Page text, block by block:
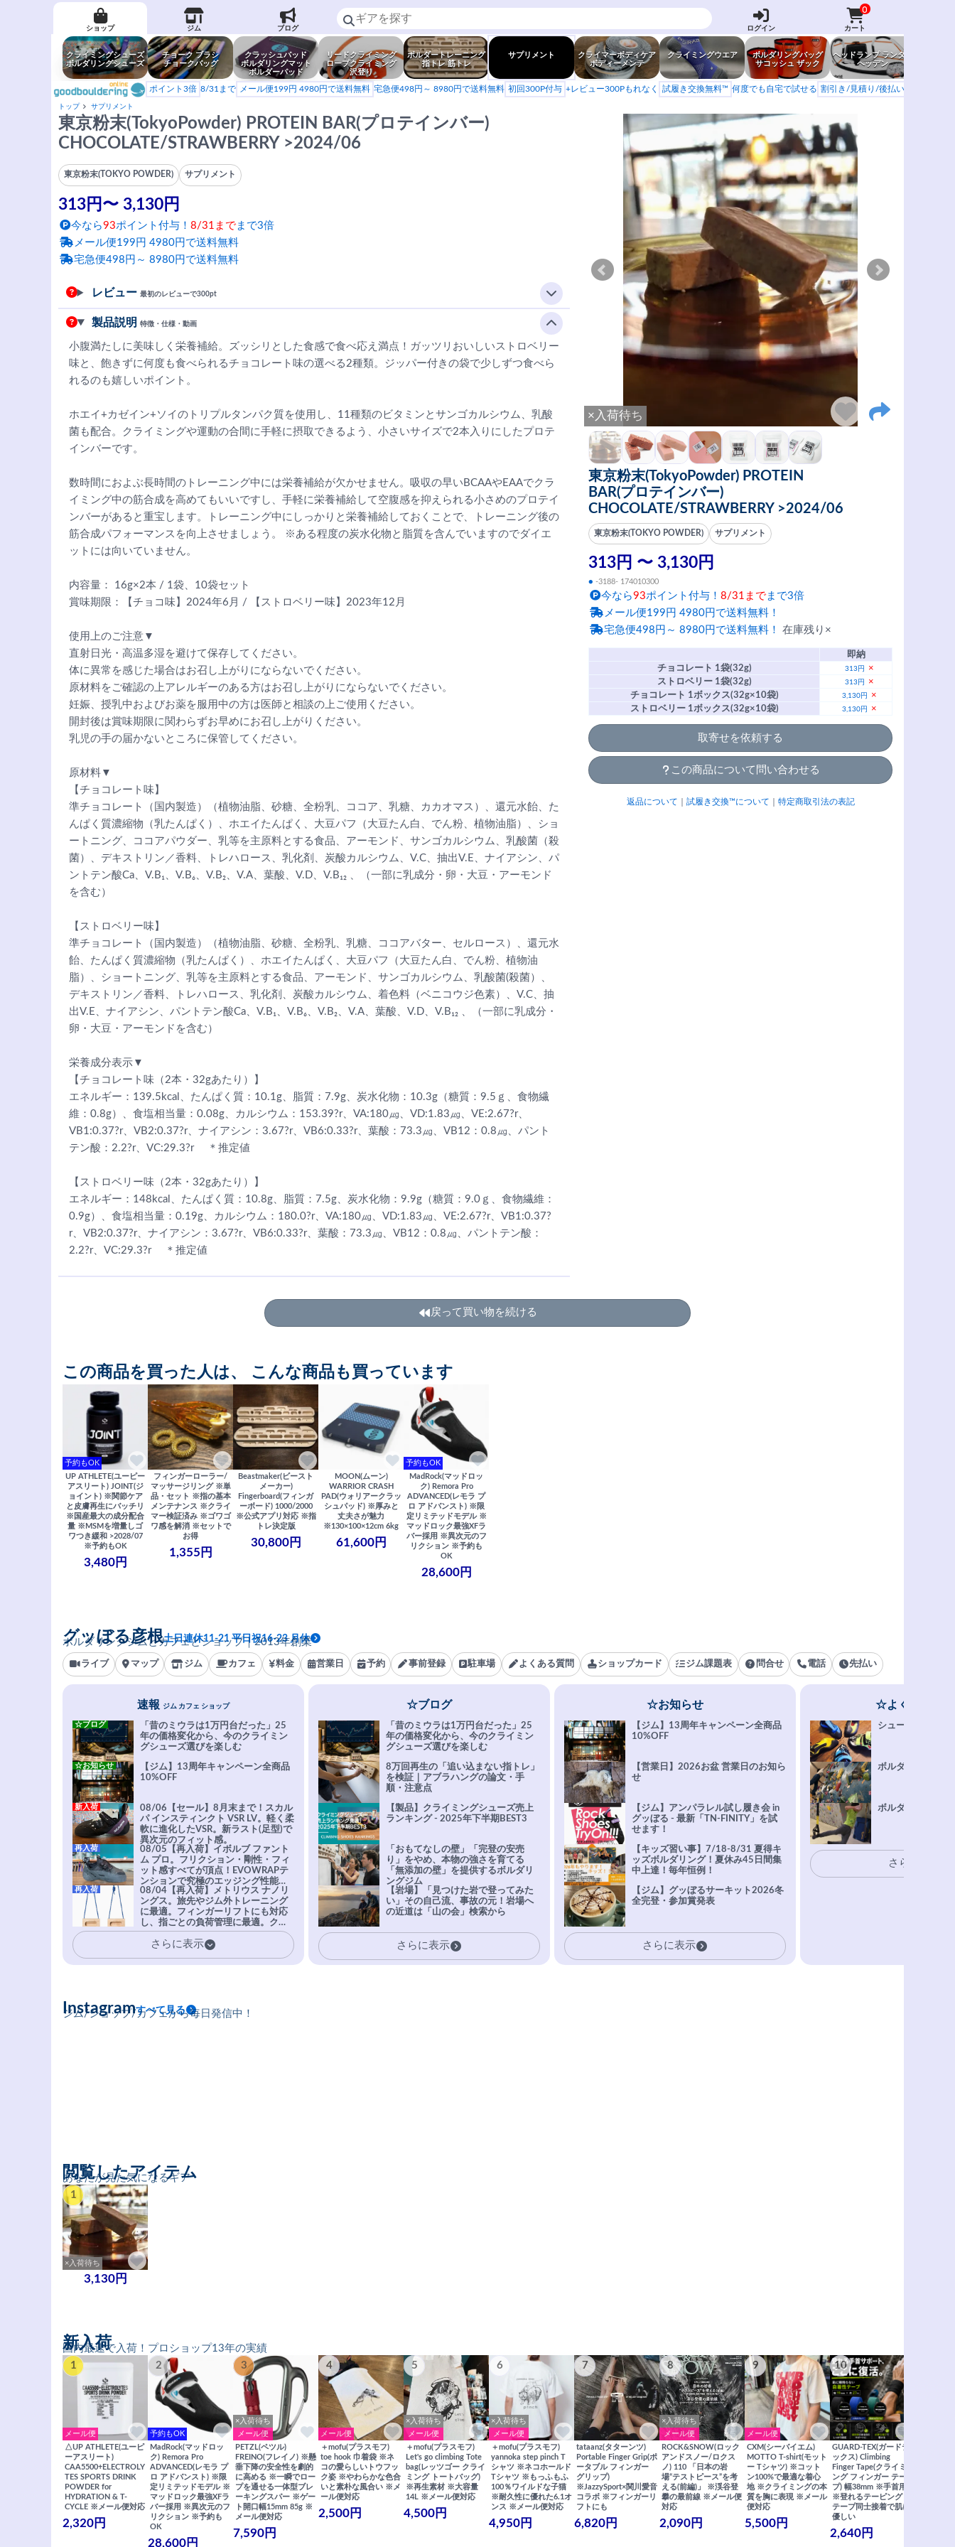
ショップ ジム ブログ ログイン
0
カート
クライミングシューズ
ボルダリングシューズ
チョーク ブラシ
チョークバッグ
クラッシュパッド
ボルダリングマット
ボルダーパッド
リードクライミング
ロープクライミング
沢登り
ボルダートレーニング
指トレ 筋トレ
サプリメント
クライマーボディケア
ボディーメンテ
クライミングウエア
ボルダリングバッグ
サコッシュ ザック
ヘッドランプ ランタン
ヘッデン
ポイント3倍 8/31まで メール便199円 4980円で送料無料 宅急便498円～ 8980円で送料無料 初回300P付与 +レビュー300Pもれなく 試履き交換無料™ 何度でも自宅で試せる 割引き/見積り/後払い
トップ サプリメント
×入荷待ち
東京粉末(TokyoPowder) PROTEIN
BAR(プロテインバー)
CHOCOLATE/STRAWBERRY >2024/06
東京粉末(TOKYO POWDER) サプリメント
313円 〜 3,130円
● -3188- 174010300
今なら93ポイント付与！ 8/31まで まで3倍
メール便199円 4980円で送料無料！
宅急便498円～ 8980円で送料無料！ 在庫残り×
即納
チョコレート 1袋(32g)
313円
×
ストロベリー 1袋(32g)
313円
×
チョコレート 1ボックス(32g×10袋)
3,130円
×
ストロベリー 1ボックス(32g×10袋)
3,130円 ×
取寄せを依頼する
この商品について問い合わせる
返品について 試履き交換™について 特定商取引法の表記
東京粉末(TokyoPowder) PROTEIN BAR(プロテインバー)
CHOCOLATE/STRAWBERRY >2024/06
東京粉末(TOKYO POWDER) サプリメント
313円〜 3,130円
今なら93ポイント付与！ 8/31まで まで3倍
メール便199円 4980円で送料無料
宅急便498円～ 8980円で送料無料
レビュー 最初のレビューで300pt
製品説明 特徴・仕様・動画
小腹満たしに美味しく栄養補給。ズッシリとした食感で食べ応え満点！ガッツリおいしいストロベリー
味と、飽きずに何度も食べられるチョコレート味の選べる2種類。ジッパー付きの袋で少しずつ食べら
れるのも嬉しいポイント。
ホエイ+カゼイン+ソイのトリプルタンパク質を使用し、11種類のビタミンとサンゴカルシウム、乳酸
菌も配合。クライミングや運動の合間に手軽に摂取できるよう、小さいサイズで2本入りにしたプロテ
インバーです。
数時間におよぶ長時間のトレーニング中には栄養補給が欠かせません。吸収の早いBCAAやEAAでクラ
イミング中の筋合成を高めてもいいですし、手軽に栄養補給して空腹感を抑えられる小さめのプロテイ
ンバーがあると重宝します。トレーニング中にしっかりと栄養補給しておくことで、トレーニング後の
筋合成パフォーマンスを向上させましょう。 ※ある程度の炭水化物と脂質を含んでいますのでダイエ
ットには向いていません。
内容量： 16g×2本 / 1袋、10袋セット
賞味期限：【チョコ味】2024年6月 / 【ストロベリー味】2023年12月
使用上のご注意▼
直射日光・高温多湿を避けて保存してください。
体に異常を感じた場合はお召し上がりにならないでください。
原材料をご確認の上アレルギーのある方はお召し上がりにならないでください。
妊娠、授乳中およびお薬を服用中の方は医師と相談の上ご使用ください。
開封後は賞味期限に関わらずお早めにお召し上がりください。
乳児の手の届かないところに保管してください。
原材料▼
【チョコレート味】
準チョコレート（国内製造）（植物油脂、砂糖、全粉乳、ココア、乳糖、カカオマス）、還元水飴、た
んぱく質濃縮物（乳たんぱく）、ホエイたんぱく、大豆パフ（大豆たん白、でん粉、植物油脂）、ショ
ートニング、ココアパウダー、乳等を主原料とする食品、アーモンド、サンゴカルシウム、乳酸菌（殺
菌）、デキストリン／香料、トレハロース、乳化剤、炭酸カルシウム、V.C、抽出V.E、ナイアシン、パ
ントテン酸Ca、V.B₁、V.B₆、V.B₂、V.A、葉酸、V.D、V.B₁₂ 、（一部に乳成分・卵・大豆・アーモンド
を含む）
【ストロベリー味】
準チョコレート（国内製造）（植物油脂、砂糖、全粉乳、乳糖、ココアバター、セルロース）、還元水
飴、たんぱく質濃縮物（乳たんぱく）、ホエイたんぱく、大豆パフ（大豆たん白、でん粉、植物油
脂）、ショートニング、乳等を主原料とする食品、アーモンド、サンゴカルシウム、乳酸菌(殺菌）、
デキストリン／香料、トレハロース、乳化剤、炭酸カルシウム、着色料（ベニコウジ色素）、V.C、抽
出V.E、ナイアシン、パントテン酸Ca、V.B₁、V.B₆、V.B₂、V.A、葉酸、V.D、V.B₁₂ 、（一部に乳成分・
卵・大豆・アーモンドを含む）
栄養成分表示▼
【チョコレート味（2本・32gあたり）】
エネルギー：139.5kcal、たんぱく質：10.1g、脂質：7.9g、炭水化物：10.3g（糖質：9.5ｇ、食物繊
維：0.8g）、食塩相当量：0.08g、カルシウム：153.39?r、VA:180㎍、VD:1.83㎍、VE:2.67?r、
VB1:0.37?r、VB2:0.37?r、ナイアシン：3.67?r、VB6:0.33?r、葉酸：73.3㎍、VB12：0.8㎍、パント
テン酸：2.2?r、VC:29.3?r ＊推定値
【ストロベリー味（2本・32gあたり）】
エネルギー：148kcal、たんぱく質：10.8g、脂質：7.5g、炭水化物：9.9g（糖質：9.0ｇ、食物繊維：
0.9g）、食塩相当量：0.19g、カルシウム：180.0?r、VA:180㎍、VD:1.83㎍、VE:2.67?r、VB1:0.37?
r、VB2:0.37?r、ナイアシン：3.67?r、VB6:0.33?r、葉酸：73.3㎍、VB12：0.8㎍、パントテン酸：
2.2?r、VC:29.3?r ＊推定値
戻って買い物を続ける
この商品を買った人は、 こんな商品も買っています
予約もOK
UP ATHLETE(ユーピー
アスリート) JOINT(ジ
ョイント) ※関節ケア
と皮膚再生にバッチリ
※国産最大の成分配合
量 ※MSMを増量しゴ
ワつき緩和 >2028/07
※予約もOK
3,480円
フィンガーローラー/
マッサージリング ※単
品・セット ※指の基本
メンテナンス ※クライ
マー検証済み ※ゴワゴ
ワ感を解消 ※セットで
お得
1,355円
Beastmaker(ビースト
メーカー)
Fingerboard(フィンガ
ーボード) 1000/2000
※公式アプリ対応 ※指
トレ決定版
30,800円
MOON(ムーン)
WARRIOR CRASH
PAD(ウォリアークラッ
シュパッド) ※厚みと
丈夫さが魅力
※130×100×12cm 6kg
61,600円
予約もOK
MadRock(マッドロッ
ク) Remora Pro
ADVANCED(レモラ プ
ロ アドバンスト) ※限
定リミテッドモデル ※
マッドロック最強XFラ
バー採用 ※異次元のフ
リクション ※予約も
OK
28,600円
ボルダリングジムとカフェとショップ｜2013年創業
グッぼる彦根土日連休11-21 平日祝16-23 月休
ライブ マップ ジム カフェ 料金 営業日 予約 事前登録 駐車場 よくある質問 ショップカード ジム課題表 問合せ 電話 先払い
速報 ジム カフェ ショップ
「昔のミウラは1万円台だった」25
年の価格変化から、今のクライミン
グシューズ選びを楽しむ
☆ブログ
【ジム】13周年キャンペーン全商品
10%OFF
☆お知らせ
08/06【セール】8月末まで！スカル
パ インスティンクト VSR LV。軽く柔
軟に進化したVSR。新ラスト(足型)で
異次元のフィット感。
新入荷
08/05【再入荷】イボルブ ファント
ム プロ。フリクション・剛性・フィ
ット感すべてが頂点！EVOWRAPテ
ンションで究極のエッジング性能を
実現。進化系ラバーEvo-74はTRAX
を凌駕する粘着力で極小ホールドに
安心感。
再入荷
08/04【再入荷】メトリウス ナノリ
ングス。旅先やジム外トレーニング
に最適。フィンガーリフトにも対応
し、指ごとの負荷管理に最適。クラ
イマーの指を本気で鍛えるギア。
再入荷
さらに表示
☆ブログ
「昔のミウラは1万円台だった」25
年の価格変化から、今のクライミン
グシューズ選びを楽しむ
8万回再生の「追い込まない指トレ」
を検証｜アブラハングの論文・手
順・注意点
【製品】クライミングシューズ売上
ランキング - 2025年下半期BEST3
「おもてなしの壁」「完登の安売
り」をやめ、本物の強さを育てる
「無添加の壁」を提供するボルダリ
ングジム
【岩場】「見つけた岩で登ってみた
い」その自己流、事故の元！岩場へ
の近道は「山の会」検索から
さらに表示
☆お知らせ
【ジム】13周年キャンペーン全商品
10%OFF
【営業日】2026お盆 営業日のお知ら
せ
【ジム】アンパラレル試し履き会 in
グッぼる - 最新「TN-FINITY」を試
せます！
【キッズ習い事】7/18-8/31 夏得キ
ッズボルダリング！夏休み45日間集
中上達！毎年恒例！
【ジム】グッぼるサーキット2026冬
全完登・参加賞発表
さらに表示
☆よくある質
シューズ選びFAQ
ボルダリング上達
ボルダリングトレ
さらに表示
ジム/ショップ/カフェから毎日発信中！
Instagramすべて見る
あなたが見た気になるギア
閲覧したアイテム
1
×入荷待ち
3,130円
国内最速で入荷！プロショップ13年の実績
新入荷
1
メール便
△UP ATHLETE(ユーピ
ーアスリート)
CAA5500+ELECTROLY
TES SPORTS DRINK
POWDER for
HYDRATION & T-
CYCLE ※メール便対応
2,320円
2
予約もOK
MadRock(マッドロッ
ク) Remora Pro
ADVANCED(レモラ プ
ロ アドバンスト) ※限
定リミテッドモデル ※
マッドロック最強XFラ
バー採用 ※異次元のフ
リクション ※予約も
OK
28,600円
3
×入荷待ち
メール便
PETZL(ペツル)
FREINO(フレイノ) ※懸
垂下降の安全性を劇的
に高める ※一瞬でロー
プを通せる一体型ブレ
ーキングスパー ※ゲー
ト開口幅15mm 85g ※
メール便対応
7,590円
4
メール便
＋mofu(プラスモフ)
toe hook 巾着袋 ※ネ
コの愛らしいトウフッ
ク姿 ※やわらかな色合
いと素朴な風合い ※メ
ール便対応
2,500円
5
×入荷待ち
メール便
＋mofu(プラスモフ)
Let's go climbing Tote
bag(レッツゴー クライ
ミング トートバッグ)
※再生素材 ※大容量
14L ※メール便対応
4,500円
6
×入荷待ち
メール便
＋mofu(プラスモフ)
yannoka step pinch T
シャツ ※ネコホールド
Tシャツ ※もっふもふ
100％ワイルドな子猫
※耐久性に優れた6.1オ
ンス ※メール便対応
4,950円
7
tataanz(タターンツ)
Portable Finger Grip(ポ
ータブル フィンガー
グリップ)
※JazzySport×関川愛音
コラボ ※フィンガーリ
フトにも
6,820円
8
×入荷待ち
メール便
ROCK&SNOW(ロック
アンドスノー/ロクス
ノ) 110 「日本の岩
場“テストピース”を考
える(前編)」 ※渓谷登
攀の最前線 ※メール便
対応
2,090円
9
メール便
CXM(シーバイエム)
MOTTO T-shirt(モット
ー Tシャツ) ※コット
ン100%で最適な着心
地 ※クライミングの本
質を胸に表現 ※メール
便対応
5,500円
10
GUARD-TEX(ガードテ
ックス) Climbing
Finger Tape(クライミ
ング フィンガー テー
プ) 幅38mm ※手首用
※登れるテーピング ※
テープ同士接着で肌に
優しい
2,640円